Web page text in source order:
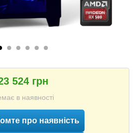
524 грн
в наявності
про наявність